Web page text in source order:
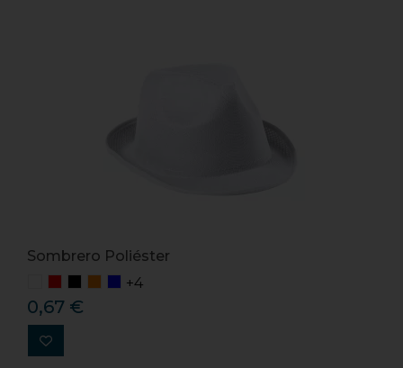
Sombrero Poliéster
+4
0,67 €